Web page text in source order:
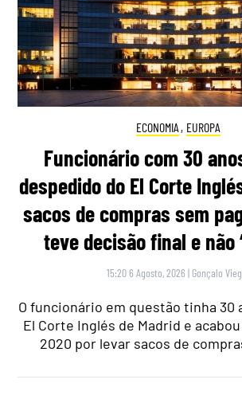
ECONOMIA , EUROPA
Funcionário com 30
despedido do El Corte
sacos de compras sem
teve decisão final e não
15:20 6 Agosto, 2026 | Gonçalo
O funcionário em questão tinha 30
El Corte Inglés de Madrid e
2020 por levar sacos de